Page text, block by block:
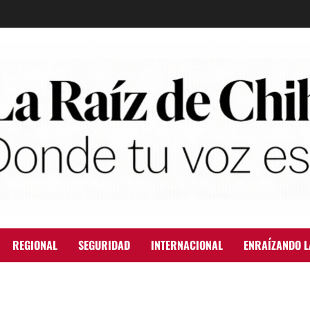
REGIONAL SEGURIDAD INTERNACIONAL ENRAÍZANDO